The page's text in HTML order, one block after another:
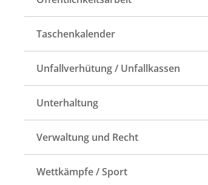
Taschenkalender
Unfallverhütung / Unfallkassen
Unterhaltung
Verwaltung und Recht
Wettkämpfe / Sport